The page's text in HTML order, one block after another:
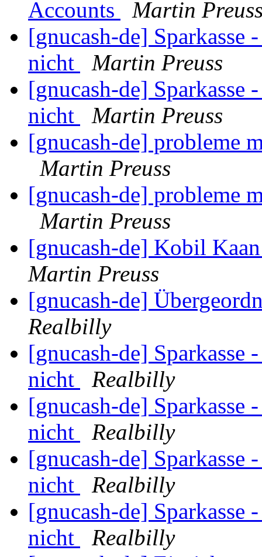
Accounts
Martin
[gnucash-de]
nicht
Martin Preuss
[gnucash-de]
nicht
Martin Preuss
[gnucash-de] probleme
Martin Preuss
[gnucash-de] probleme
Martin Preuss
[gnucash-de] Kobil
Martin Preuss
[gnucash-de]
Realbilly
[gnucash-de]
nicht
Realbilly
[gnucash-de]
nicht
Realbilly
[gnucash-de]
nicht
Realbilly
[gnucash-de]
nicht
Realbilly